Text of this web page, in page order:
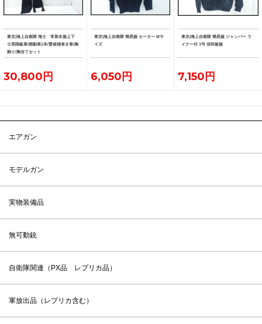
東京)海上自衛隊 海士 常装冬服上下
士長階級章/精勤章2本/曹候補者き章/胸
飾り/胸当てセット
30,800円
東京)海上自衛隊 簡易服 セーター Mサ
イズ
6,050円
東京)海上自衛隊 簡易服 ジャンパー ラ
イナー付 3号 信和被服
7,150円
エアガン
モデルガン
実物装備品
無可動銃
自衛隊関連（PX品 レプリカ品）
軍放出品（レプリカ含む）